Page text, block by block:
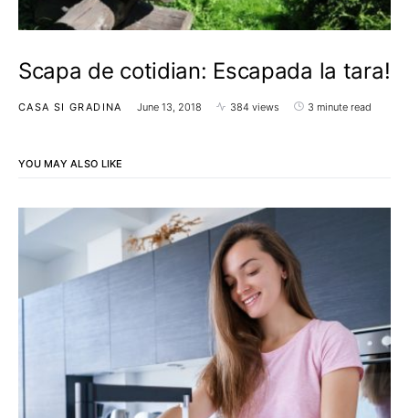
Scapa de cotidian: Escapada la tara!
CASA SI GRADINA June 13, 2018 384 views 3 minute read
YOU MAY ALSO LIKE